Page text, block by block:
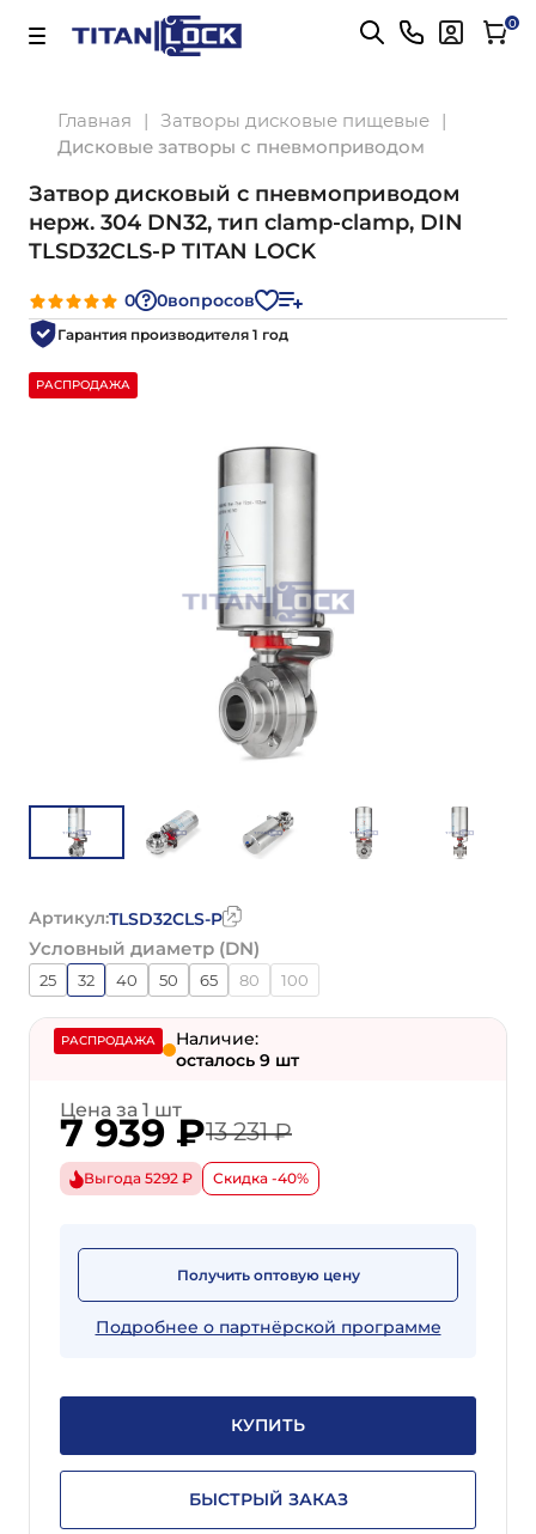
Важно! Для оплаты заказов Подробнее 0
Главная
Затворы дисковые пищевые
Дисковые затворы с пневмоприводом
Затвор дисковый с пневмоприводом
нерж. 304 DN32, тип clamp-clamp, DIN
TLSD32CLS-P TITAN LOCK
0 0вопросов
Гарантия производителя 1 год
РАСПРОДАЖА
РАСПРОДАЖА
Наличие:
осталось 9 шт
Цена за 1 шт
7 939₽13 231 ₽
Выгода 5292 ₽ Скидка -40%
Получить оптовую цену
Подробнее о партнёрской программе
КУПИТЬ
БЫСТРЫЙ ЗАКАЗ
Артикул:TLSD32CLS-P
Условный диаметр (DN)
25 32 40 50 65 80 100